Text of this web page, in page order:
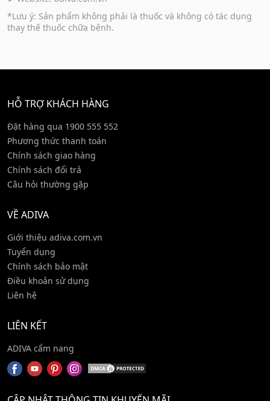
*Lưu ý: Sản phẩm không phải là thuốc và không có tác dụng
thay thế thuốc chữa bệnh.
HỖ TRỢ KHÁCH HÀNG
Đặt hàng qua 1900 555 552
Phương thức thanh toán
Chính sách giao hàng
Chính sách đổi trả
Câu hỏi thường gặp
VỀ ADIVA
Giới thiệu adiva.com.vn
Tuyển dụng
Chính sách bảo mật
Điều khoản sử dụng
Liên hệ
LIÊN KẾT
ADIVA cẩm nang